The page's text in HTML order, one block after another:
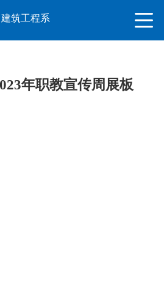
建筑工程系
年职教宣传周展板